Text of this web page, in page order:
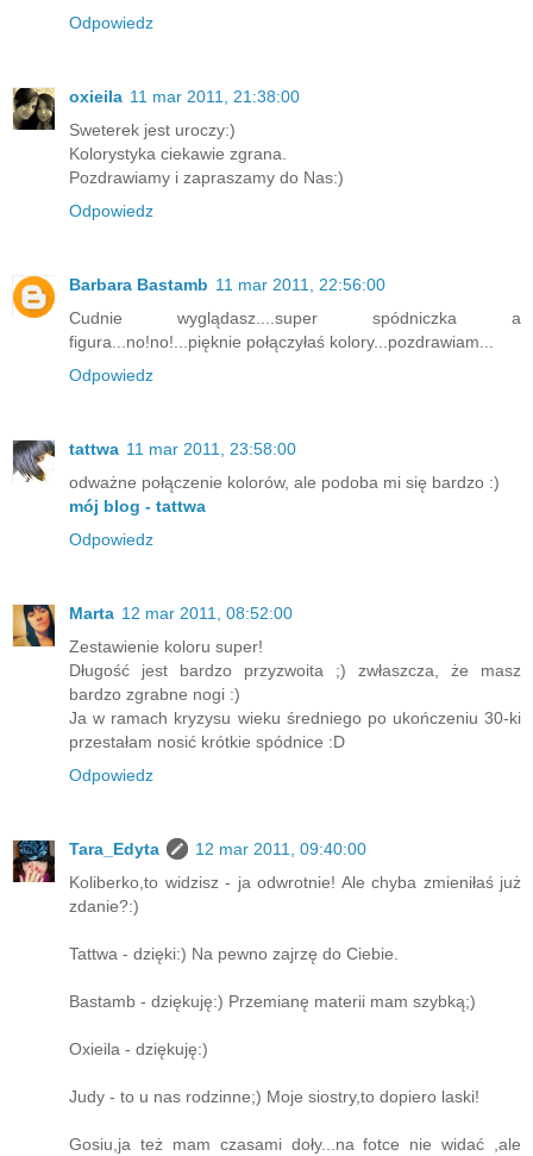
Odpowiedz
oxieila 11 mar 2011, 21:38:00
Sweterek jest uroczy:)
Kolorystyka ciekawie zgrana.
Pozdrawiamy i zapraszamy do Nas:)
Odpowiedz
Barbara Bastamb 11 mar 2011, 22:56:00
Cudnie wyglądasz....super spódniczka a
figura...no!no!...pięknie połączyłaś kolory...pozdrawiam...
Odpowiedz
tattwa 11 mar 2011, 23:58:00
odważne połączenie kolorów, ale podoba mi się bardzo :)
mój blog - tattwa
Odpowiedz
Marta 12 mar 2011, 08:52:00
Zestawienie koloru super!
Długość jest bardzo przyzwoita ;) zwłaszcza, że masz
bardzo zgrabne nogi :)
Ja w ramach kryzysu wieku średniego po ukończeniu 30-ki
przestałam nosić krótkie spódnice :D
Odpowiedz
Tara_Edyta
12 mar 2011, 09:40:00
Koliberko,to widzisz - ja odwrotnie! Ale chyba zmieniłaś już
zdanie?:)
Tattwa - dzięki:) Na pewno zajrzę do Ciebie.
Bastamb - dziękuję:) Przemianę materii mam szybką;)
Oxieila - dziękuję:)
Judy - to u nas rodzinne;) Moje siostry,to dopiero laski!
Gosiu,ja też mam czasami doły...na fotce nie widać ,ale